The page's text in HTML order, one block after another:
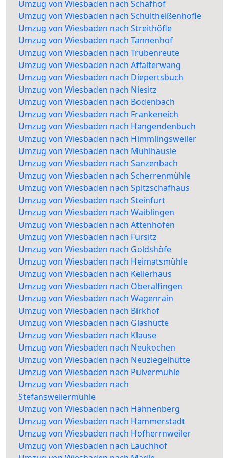
Umzug von Wiesbaden nach Schafhof
Umzug von Wiesbaden nach Schultheißenhöfle
Umzug von Wiesbaden nach Streithöfle
Umzug von Wiesbaden nach Tannenhof
Umzug von Wiesbaden nach Trübenreute
Umzug von Wiesbaden nach Affalterwang
Umzug von Wiesbaden nach Diepertsbuch
Umzug von Wiesbaden nach Niesitz
Umzug von Wiesbaden nach Bodenbach
Umzug von Wiesbaden nach Frankeneich
Umzug von Wiesbaden nach Hangendenbuch
Umzug von Wiesbaden nach Himmlingsweiler
Umzug von Wiesbaden nach Mühlhäusle
Umzug von Wiesbaden nach Sanzenbach
Umzug von Wiesbaden nach Scherrenmühle
Umzug von Wiesbaden nach Spitzschafhaus
Umzug von Wiesbaden nach Steinfurt
Umzug von Wiesbaden nach Waiblingen
Umzug von Wiesbaden nach Attenhofen
Umzug von Wiesbaden nach Fürsitz
Umzug von Wiesbaden nach Goldshöfe
Umzug von Wiesbaden nach Heimatsmühle
Umzug von Wiesbaden nach Kellerhaus
Umzug von Wiesbaden nach Oberalfingen
Umzug von Wiesbaden nach Wagenrain
Umzug von Wiesbaden nach Birkhof
Umzug von Wiesbaden nach Glashütte
Umzug von Wiesbaden nach Klause
Umzug von Wiesbaden nach Neukochen
Umzug von Wiesbaden nach Neuziegelhütte
Umzug von Wiesbaden nach Pulvermühle
Umzug von Wiesbaden nach
Stefansweilermühle
Umzug von Wiesbaden nach Hahnenberg
Umzug von Wiesbaden nach Hammerstadt
Umzug von Wiesbaden nach Hofherrnweiler
Umzug von Wiesbaden nach Lauchhof